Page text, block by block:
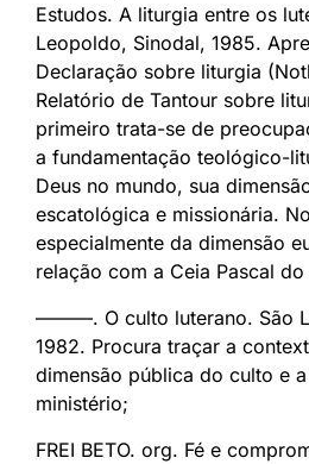
Estudos. A liturgia entre os
Leopoldo, Sinodal, 1985.
Declaração sobre liturgia
Relatório de Tantour sobre
primeiro trata-se de
a fundamentação teológico-
Deus no mundo, sua
escatológica e missionária.
especialmente da dimensão
relação com a Ceia Pascal
———. O culto luterano. São
1982. Procura traçar a
dimensão pública do culto e
ministério;
FREI BETO. org. Fé e